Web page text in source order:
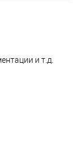
и т.д.